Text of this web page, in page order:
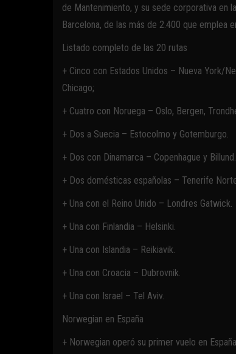
de Mantenimiento, y su sede corporativa en
Barcelona, de las más de 2.400 que emplea
Listado completo de las 20 rutas
+ Cinco con Estados Unidos – Nueva York/
Chicago;
+ Cuatro con Noruega – Oslo, Bergen,
+ Dos a Suecia – Estocolmo y Gotemburgo.
+ Dos con Dinamarca – Copenhague y Billund.
+ Dos domésticas españolas – Tenerife
+ Una con el Reino Unido – Londres Gatwick.
+ Una con Finlandia – Helsinki.
+ Una con Islandia – Reikiavik.
+ Una con Croacia – Dubrovnik.
+ Una con Israel – Tel Aviv.
Norwegian en España
+ Norwegian operó su primer vuelo en